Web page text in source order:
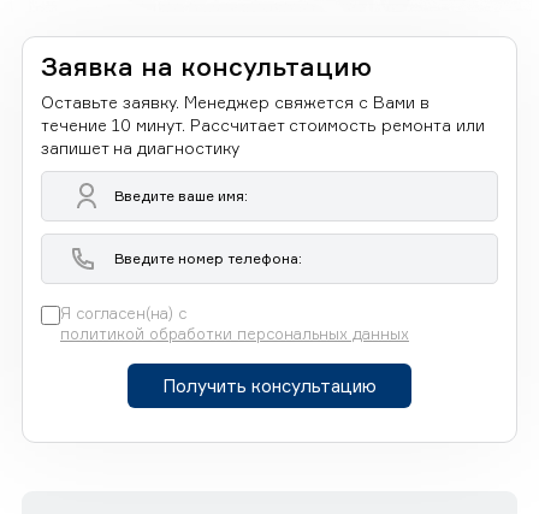
Заявка на консультацию
Оставьте заявку. Менеджер свяжется с Вами в
течение 10 минут. Рассчитает стоимость ремонта или
запишет на диагностику
Я согласен(на) с
политикой обработки персональных данных
Получить консультацию